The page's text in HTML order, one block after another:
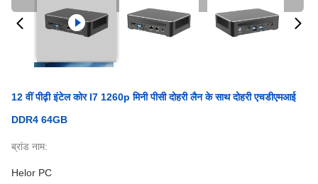
12 वीं पीढ़ी इंटेल कोर I7 1260p मिनी पीसी दोहरी लैन के साथ दोहरी एचडीएमआई
DDR4 64GB
ब्रांड नाम:
Helor PC